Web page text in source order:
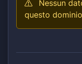
Nessun
questo